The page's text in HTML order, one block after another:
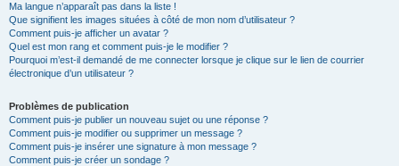
Ma langue n’apparaît pas dans la liste !
Que signifient les images situées à côté de mon nom d’utilisateur ?
Comment puis-je afficher un avatar ?
Quel est mon rang et comment puis-je le modifier ?
Pourquoi m’est-il demandé de me connecter lorsque je clique sur le lien de courrier
électronique d’un utilisateur ?
Problèmes de publication
Comment puis-je publier un nouveau sujet ou une réponse ?
Comment puis-je modifier ou supprimer un message ?
Comment puis-je insérer une signature à mon message ?
Comment puis-je créer un sondage ?